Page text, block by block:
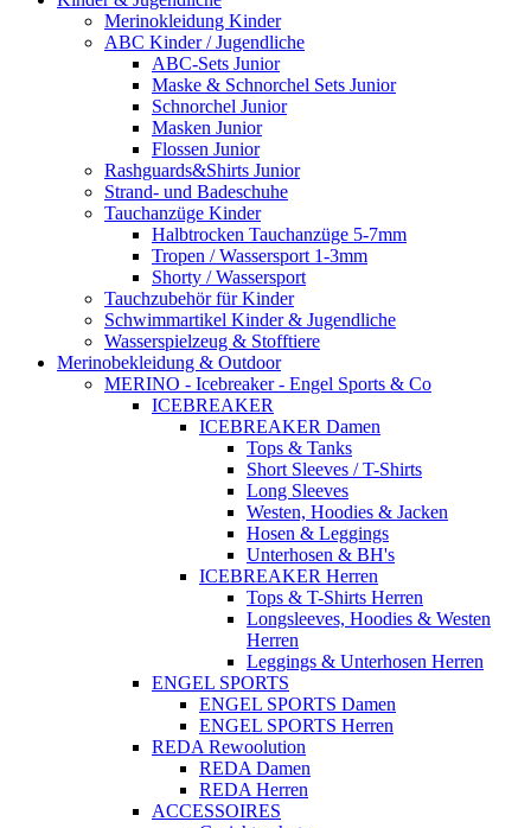
Merinokleidung Kinder
ABC Kinder / Jugendliche
ABC-Sets Junior
Maske & Schnorchel Sets Junior
Schnorchel Junior
Masken Junior
Flossen Junior
Rashguards&Shirts Junior
Strand- und Badeschuhe
Tauchanzüge Kinder
Halbtrocken Tauchanzüge 5-7mm
Tropen / Wassersport 1-3mm
Shorty / Wassersport
Tauchzubehör für Kinder
Schwimmartikel Kinder & Jugendliche
Wasserspielzeug & Stofftiere
Merinobekleidung & Outdoor
MERINO - Icebreaker - Engel Sports & Co
ICEBREAKER
ICEBREAKER Damen
Tops & Tanks
Short Sleeves / T-Shirts
Long Sleeves
Westen, Hoodies & Jacken
Hosen & Leggings
Unterhosen & BH's
ICEBREAKER Herren
Tops & T-Shirts Herren
Longsleeves, Hoodies & Westen
Herren
Leggings & Unterhosen Herren
ENGEL SPORTS
ENGEL SPORTS Damen
ENGEL SPORTS Herren
REDA Rewoolution
REDA Damen
REDA Herren
ACCESSOIRES